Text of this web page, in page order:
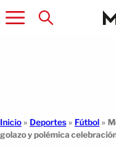
Inicio » Deportes » Fútbol »
golazo y polémica